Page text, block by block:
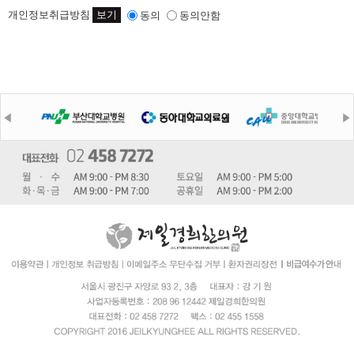
개인정보취급방침 보기 동의 동의안함